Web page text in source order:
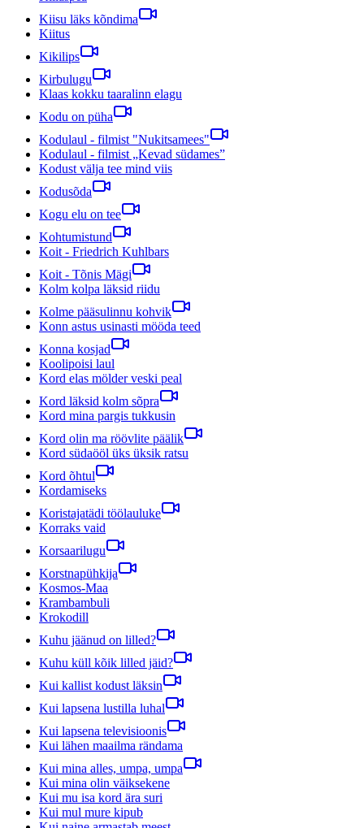
Kiisu läks kõndima
Kiitus
Kikilips
Kirbulugu
Klaas kokku taaralinn elagu
Kodu on püha
Kodulaul - filmist "Nukitsamees"
Kodulaul - filmist „Kevad südames”
Kodust välja tee mind viis
Kodusõda
Kogu elu on tee
Kohtumistund
Koit - Friedrich Kuhlbars
Koit - Tõnis Mägi
Kolm kolpa läksid riidu
Kolme pääsulinnu kohvik
Konn astus usinasti mööda teed
Konna kosjad
Koolipoisi laul
Kord elas mölder veski peal
Kord läksid kolm sõpra
Kord mina pargis tukkusin
Kord olin ma röövlite päälik
Kord südaööl üks üksik ratsu
Kord õhtul
Kordamiseks
Koristajatädi töölauluke
Korraks vaid
Korsaarilugu
Korstnapühkija
Kosmos-Maa
Krambambuli
Krokodill
Kuhu jäänud on lilled?
Kuhu küll kõik lilled jäid?
Kui kallist kodust läksin
Kui lapsena lustilla luhal
Kui lapsena televisioonis
Kui lähen maailma rändama
Kui mina alles, umpa, umpa
Kui mina olin väiksekene
Kui mu isa kord ära suri
Kui mul mure kipub